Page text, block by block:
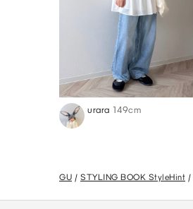
urara 149cm
GU STYLING BOOK StyleHint